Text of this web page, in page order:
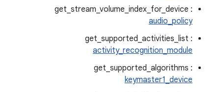
get_stream_volume_index_for_device :
audio_policy
get_supported_activities_list :
activity_recognition_module
get_supported_algorithms :
keymaster1_device